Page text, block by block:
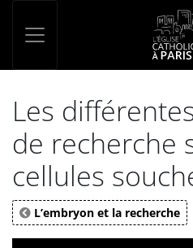
Les
de recherche
cellules
L’embryon et la recherche
Panneau de gestion des